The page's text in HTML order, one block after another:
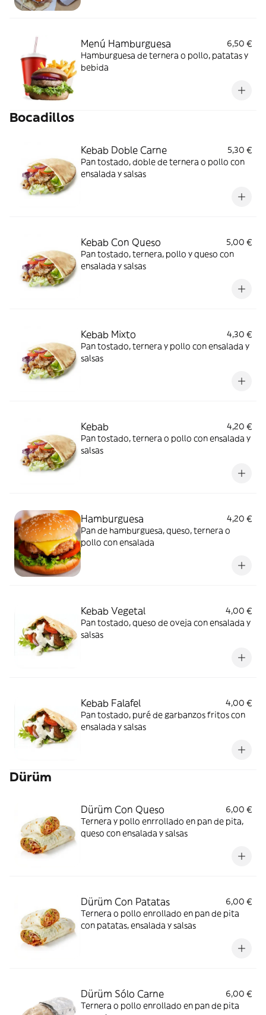
Menú Hamburguesa
6,50 €
Hamburguesa de ternera o pollo, patatas y
bebida
Bocadillos
Kebab Doble Carne
5,30 €
Pan tostado, doble de ternera o pollo con
ensalada y salsas
Kebab Con Queso
5,00 €
Pan tostado, ternera, pollo y queso con
ensalada y salsas
Kebab Mixto
4,30 €
Pan tostado, ternera y pollo con ensalada y
salsas
Kebab
4,20 €
Pan tostado, ternera o pollo con ensalada y
salsas
Hamburguesa
4,20 €
Pan de hamburguesa, queso, ternera o
pollo con ensalada
Kebab Vegetal
4,00 €
Pan tostado, queso de oveja con ensalada y
salsas
Kebab Falafel
4,00 €
Pan tostado, puré de garbanzos fritos con
ensalada y salsas
Dürüm
Dürüm Con Queso
6,00 €
Ternera y pollo enrrollado en pan de pita,
queso con ensalada y salsas
Dürüm Con Patatas
6,00 €
Ternera o pollo enrollado en pan de pita
con patatas, ensalada y salsas
Dürüm Sólo Carne
6,00 €
Ternera o pollo enrollado en pan de pita